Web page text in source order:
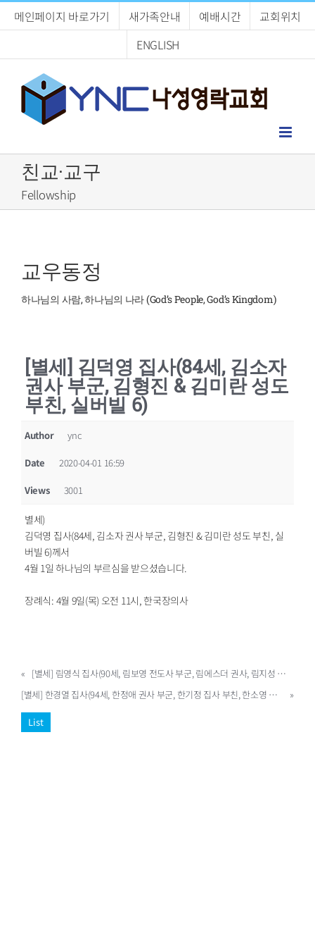
메인페이지 바로가기 새가족안내 예배시간
교회위치
ENGLISH
친교·교구
Fellowship
교우동정
하나님의 사람, 하나님의 나라 (God’s People, God’s Kingdom)
[별세] 김덕영 집사(84세, 김소자
권사 부군, 김형진 & 김미란 성도
부친, 실버빌 6)
Author ync
Date 2020-04-01 16:59
Views 3001
별세)
김덕영 집사(84세, 김소자 권사 부군, 김형진 & 김미란 성도 부친, 실
버빌 6)께서
4월 1일 하나님의 부르심을 받으셨습니다.
장례식: 4월 9일(목) 오전 11시, 한국장의사
«
[별세] 림영식 집사(90세, 림보영 전도사 부군, 림에스더 권사, 림지성 성도 부친, 실버빌 14)
[별세] 한경열 집사(94세, 한정애 권사 부군, 한기정 집사 부친, 한소영 집사 시부, 노스빌 100)
»
List